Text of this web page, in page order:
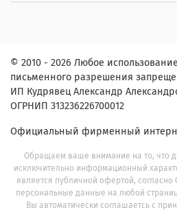
© 2010 - 2026 Любое
письменного разрешения
ИП Кудрявец Александр
ОГРНИП 313236226700012
Официальный фирменный
Обращаем ваше внимание на то, что
исключительно информационный
является публичной офертой, согласно
персональные данные на любой
Вы автоматически соглашаетсь с